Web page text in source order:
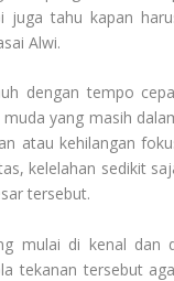
juga tahu kapan
Alwi.
dengan tempo
yang masih
atau kehilangan
kelelahan sedikit
tersebut.
mulai di kenal dan
tekanan tersebut